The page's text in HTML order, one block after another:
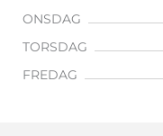
ONSDAG
TORSDAG
FREDAG